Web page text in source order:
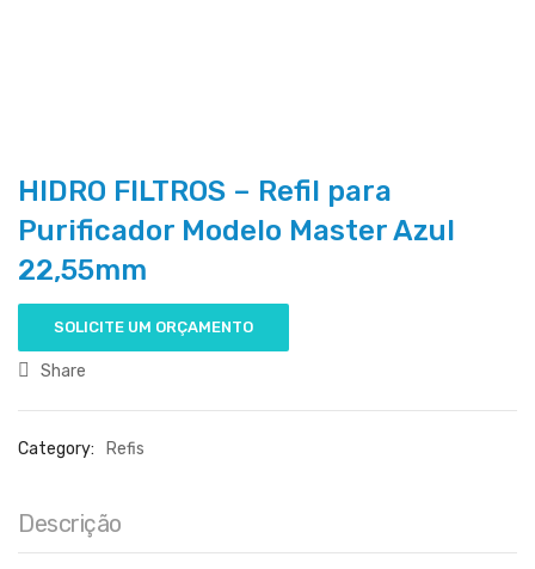
HIDRO FILTROS – Refil para
Purificador Modelo Master Azul
22,55mm
SOLICITE UM ORÇAMENTO
Share
Category: Refis
Descrição